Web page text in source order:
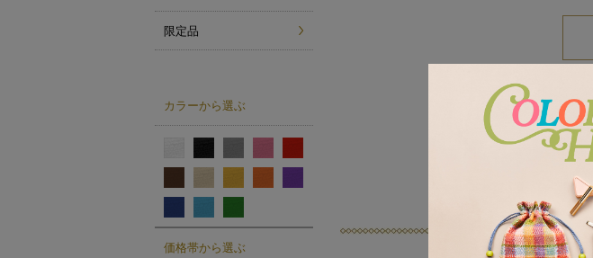
限定品
カラーから選ぶ
価格帯から選ぶ